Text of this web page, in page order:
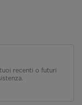
/8.4 Kg (con serbatoio)
recenti o futuri